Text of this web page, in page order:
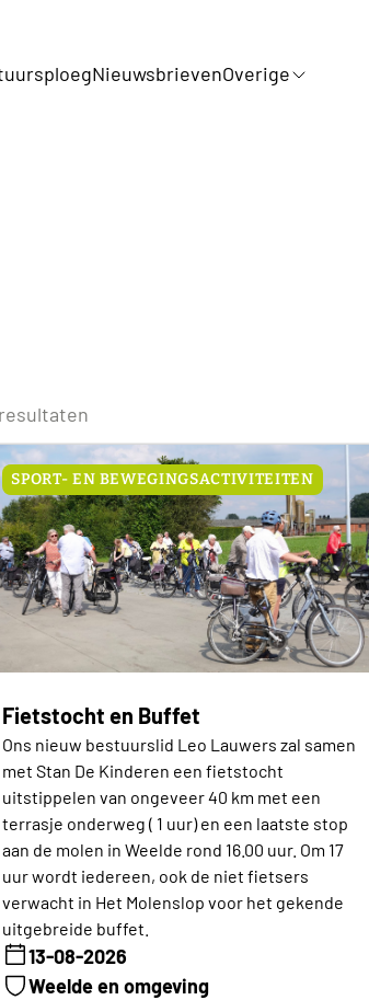
NieuwsbrievenOverige
SPORT- EN BEWEGINGSACTIVITEITEN
Fietstocht en Buffet
Ons nieuw bestuurslid Leo Lauwers zal samen
met Stan De Kinderen een fietstocht
uitstippelen van ongeveer 40 km met een
terrasje onderweg ( 1 uur) en een laatste stop
aan de molen in Weelde rond 16.00 uur. Om 17
uur wordt iedereen, ook de niet fietsers
verwacht in Het Molenslop voor het gekende
uitgebreide buffet.
13-08-2026
Weelde en omgeving